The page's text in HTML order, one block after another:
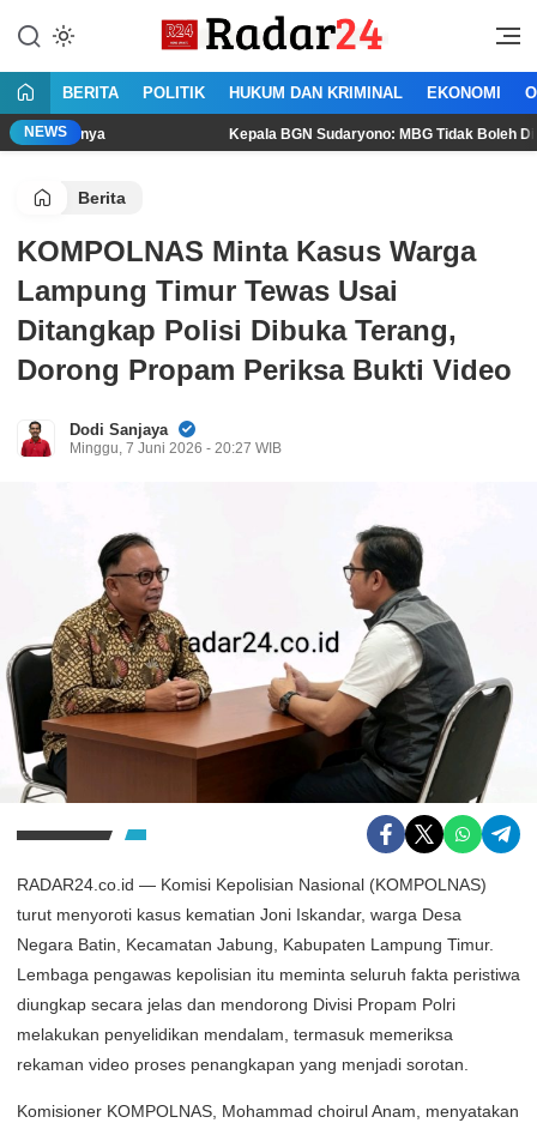
konten
Radar24.co.id
Jujur Lantang Bersuara
BERITA POLITIK HUKUM DAN KRIMINAL EKONOMI
NEWS Kepala BGN Sudaryono: MBG Tidak Boleh Dikonsumsi
Berita
KOMPOLNAS Minta Kasus Warga
Lampung Timur Tewas Usai
Ditangkap Polisi Dibuka Terang,
Dorong Propam Periksa Bukti Video
Dodi Sanjaya
Minggu, 7 Juni 2026 - 20:27 WIB
RADAR24.co.id — Komisi Kepolisian Nasional (KOMPOLNAS)
turut menyoroti kasus kematian Joni Iskandar, warga Desa
Negara Batin, Kecamatan Jabung, Kabupaten Lampung Timur.
Lembaga pengawas kepolisian itu meminta seluruh fakta peristiwa
diungkap secara jelas dan mendorong Divisi Propam Polri
melakukan penyelidikan mendalam, termasuk memeriksa
rekaman video proses penangkapan yang menjadi sorotan.
Komisioner KOMPOLNAS, Mohammad choirul Anam, menyatakan